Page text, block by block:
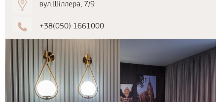
вул.Шіллера, 7/9
+38(050) 1661000